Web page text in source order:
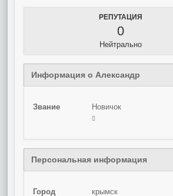
РЕПУТАЦИЯ
0
Нейтрально
Информация о Александр
Звание Новичок
Персональная информация
Город крымск